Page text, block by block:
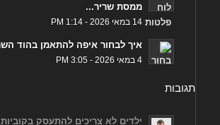
ממסת שריר...
14 במאי 2026 - 1:14 PM
איך לבחור איפה להתאמן בהוד
4 במאי 2026 - 3:05 PM
תגובות
ילדים לא צריכים להתעסק